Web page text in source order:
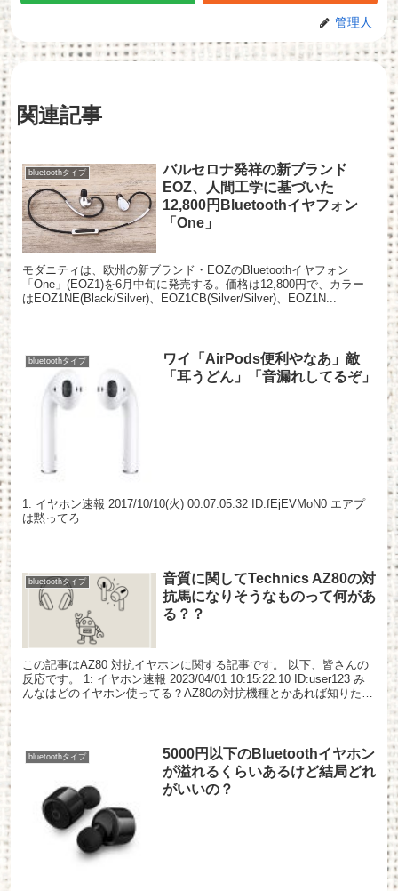
管理人
関連記事
bluetoothタイプ
バルセロナ発祥の新ブランド
EOZ、人間工学に基づいた
12,800円Bluetoothイヤフォン
「One」
モダニティは、欧州の新ブランド・EOZのBluetoothイヤフォン
「One」(EOZ1)を6月中旬に発売する。価格は12,800円で、カラー
はEOZ1NE(Black/Silver)、EOZ1CB(Silver/Silver)、EOZ1N...
bluetoothタイプ
ワイ「AirPods便利やなあ」敵
「耳うどん」「音漏れしてるぞ」
1: イヤホン速報 2017/10/10(火) 00:07:05.32 ID:fEjEVMoN0 エアプ
は黙ってろ
bluetoothタイプ
音質に関してTechnics AZ80の対
抗馬になりそうなものって何があ
る？？
この記事はAZ80 対抗イヤホンに関する記事です。 以下、皆さんの
反応です。 1: イヤホン速報 2023/04/01 10:15:22.10 ID:user123 み
んなはどのイヤホン使ってる？AZ80の対抗機種とかあれば知りたい
bluetoothタイプ
5000円以下のBluetoothイヤホン
が溢れるくらいあるけど結局どれ
がいいの？